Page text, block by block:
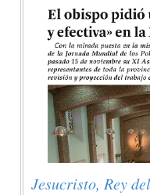
Jesucristo, Rey